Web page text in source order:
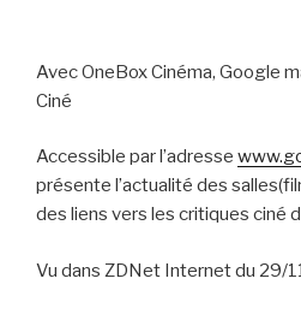
Avec OneBox Cinéma, Google
Ciné
Accessible par l’adresse
présente l’actualité des
des liens vers les critiques ciné
Vu dans ZDNet Internet du 29/